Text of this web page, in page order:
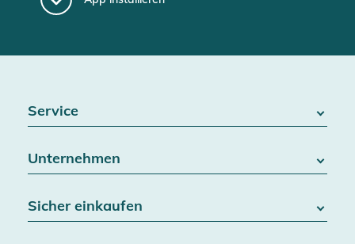
Service
Batteriegesetz
Widerrufsrecht
Vertrag widerrufen
Unternehmen
Blog
Sicher einkaufen